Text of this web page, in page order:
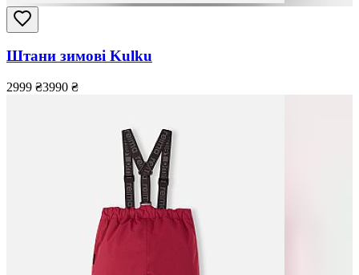
Штани зимові Kulku
2999 ₴3990 ₴